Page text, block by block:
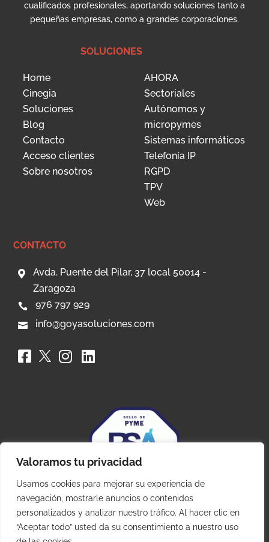
Valoramos tu privacidad
Usamos cookies para mejorar su experiencia de
navegación, mostrarle anuncios o contenidos
personalizados y analizar nuestro tráfico. Al hacer clic en
“Aceptar todo” usted da su consentimiento a nuestro uso
cualificados profesionales, aportando soluciones tanto a
pequeñas empresas, como a grandes corporaciones.
SOLUCIONES
Home
Cinegia
Soluciones
Blog
Contacto
Acceso clientes
Sobre nosotros
AHORA
Sectoriales
Autónomos y
micropymes
Sistemas informáticos
Telefonía IP
RGPD
TPV
Web
CONTACTO

Avda. Puente del Pilar, 37 local 50014 -
Zaragoza
 976 797 929
 info@goyasoluciones.com
  